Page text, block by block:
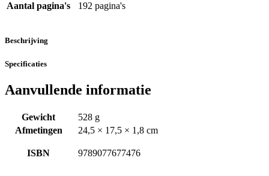
Aantal pagina's 192 pagina's
Beschrijving
Specificaties
Aanvullende informatie
Gewicht
528 g
Afmetingen
24,5 × 17,5 × 1,8 cm
ISBN 9789077677476